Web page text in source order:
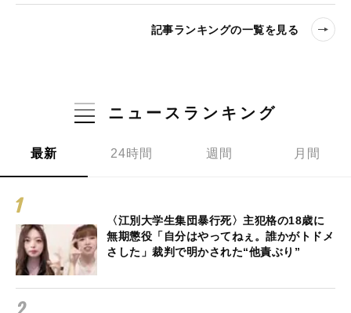
記事ランキングの一覧を見る
ニュースランキング
最新 24時間 週間 月間
〈江別大学生集団暴行死〉主犯格の18歳に
無期懲役「自分はやってねぇ。誰かがトドメ
さした」裁判で明かされた“他責ぶり”